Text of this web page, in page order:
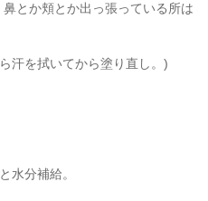
とか頬とか出っ張っている所は
汗を拭いてから塗り直し。)
水分補給。